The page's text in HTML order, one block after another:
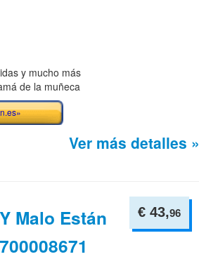
y mucho más
de la muñeca
Ver más detalles »
€ 43,96
Malo Están